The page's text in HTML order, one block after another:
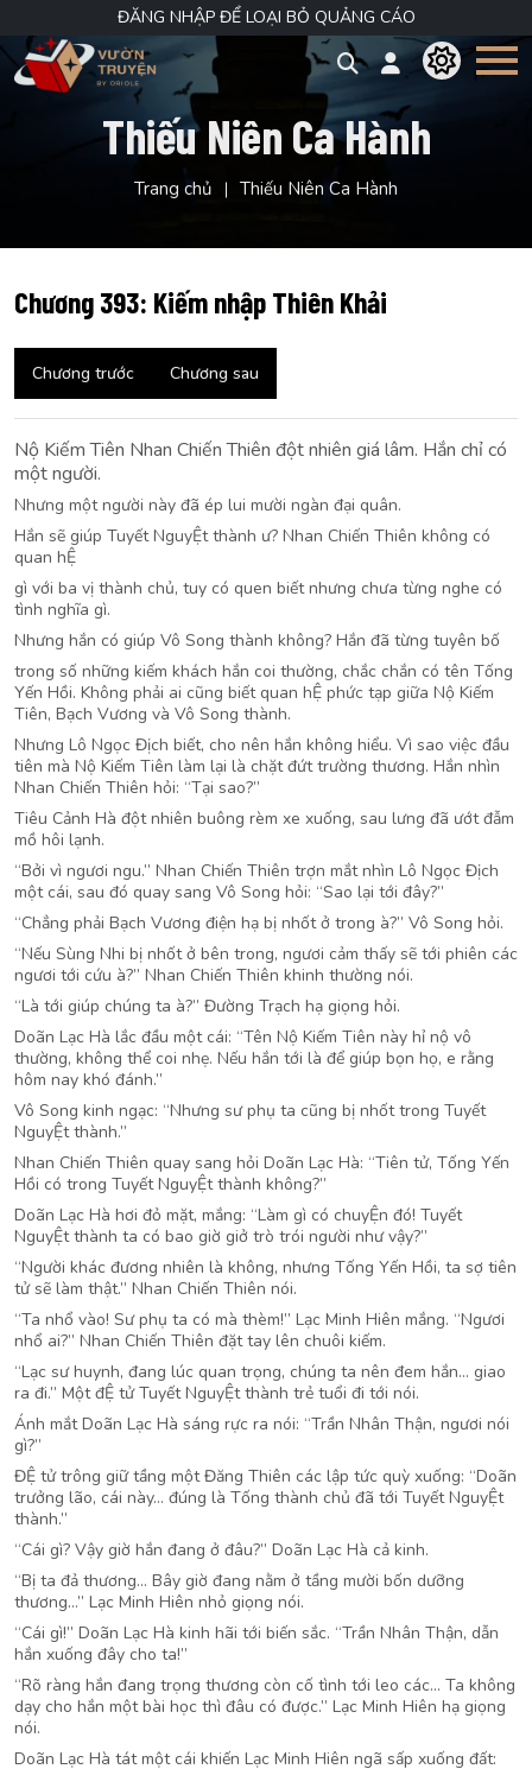
ĐĂNG NHẬP ĐỂ LOẠI BỎ QUẢNG CÁO
Thiếu Niên Ca Hành
Trang chủ Thiếu Niên Ca Hành
Chương 393: Kiếm nhập Thiên Khải
Chương trước Chương sau
Nộ Kiếm Tiên Nhan Chiến Thiên đột nhiên giá lâm. Hắn chỉ có
một người.
Nhưng một người này đã ép lui mười ngàn đại quân.
Hắn sẽ giúp Tuyết NguyỆt thành ư? Nhan Chiến Thiên không có
quan hỆ
gì với ba vị thành chủ, tuy có quen biết nhưng chưa từng nghe có
tình nghĩa gì.
Nhưng hắn có giúp Vô Song thành không? Hắn đã từng tuyên bố
trong số những kiếm khách hắn coi thường, chắc chắn có tên Tống
Yến Hồi. Không phải ai cũng biết quan hỆ phức tạp giữa Nộ Kiếm
Tiên, Bạch Vương và Vô Song thành.
Nhưng Lô Ngọc Địch biết, cho nên hắn không hiểu. Vì sao việc đầu
tiên mà Nộ Kiếm Tiên làm lại là chặt đứt trường thương. Hắn nhìn
Nhan Chiến Thiên hỏi: “Tại sao?”
Tiêu Cảnh Hà đột nhiên buông rèm xe xuống, sau lưng đã ướt đẫm
mồ hôi lạnh.
“Bởi vì ngươi ngu.” Nhan Chiến Thiên trợn mắt nhìn Lô Ngọc Địch
một cái, sau đó quay sang Vô Song hỏi: “Sao lại tới đây?”
“Chẳng phải Bạch Vương điện hạ bị nhốt ở trong à?” Vô Song hỏi.
“Nếu Sùng Nhi bị nhốt ở bên trong, ngươi cảm thấy sẽ tới phiên các
ngươi tới cứu à?” Nhan Chiến Thiên khinh thường nói.
“Là tới giúp chúng ta à?” Đường Trạch hạ giọng hỏi.
Doãn Lạc Hà lắc đầu một cái: “Tên Nộ Kiếm Tiên này hỉ nộ vô
thường, không thể coi nhẹ. Nếu hắn tới là để giúp bọn họ, e rằng
hôm nay khó đánh.”
Vô Song kinh ngạc: “Nhưng sư phụ ta cũng bị nhốt trong Tuyết
NguyỆt thành.”
Nhan Chiến Thiên quay sang hỏi Doãn Lạc Hà: “Tiên tử, Tống Yến
Hồi có trong Tuyết NguyỆt thành không?”
Doãn Lạc Hà hơi đỏ mặt, mắng: “Làm gì có chuyỆn đó! Tuyết
NguyỆt thành ta có bao giờ giở trò trói người như vậy?”
“Người khác đương nhiên là không, nhưng Tống Yến Hồi, ta sợ tiên
tử sẽ làm thật.” Nhan Chiến Thiên nói.
“Ta nhổ vào! Sư phụ ta có mà thèm!” Lạc Minh Hiên mắng. “Ngươi
nhổ ai?” Nhan Chiến Thiên đặt tay lên chuôi kiếm.
“Lạc sư huynh, đang lúc quan trọng, chúng ta nên đem hắn… giao
ra đi.” Một đỆ tử Tuyết NguyỆt thành trẻ tuổi đi tới nói.
Ánh mắt Doãn Lạc Hà sáng rực ra nói: “Trần Nhân Thận, ngươi nói
gì?”
ĐỆ tử trông giữ tầng một Đăng Thiên các lập tức quỳ xuống: “Doãn
trưởng lão, cái này… đúng là Tống thành chủ đã tới Tuyết NguyỆt
thành.”
“Cái gì? Vậy giờ hắn đang ở đâu?” Doãn Lạc Hà cả kinh.
“Bị ta đả thương… Bây giờ đang nằm ở tầng mười bốn dưỡng
thương…” Lạc Minh Hiên nhỏ giọng nói.
“Cái gì!” Doãn Lạc Hà kinh hãi tới biến sắc. “Trần Nhân Thận, dẫn
hắn xuống đây cho ta!”
“Rõ ràng hắn đang trọng thương còn cố tình tới leo các… Ta không
dạy cho hắn một bài học thì đâu có được.” Lạc Minh Hiên hạ giọng
nói.
Doãn Lạc Hà tát một cái khiến Lạc Minh Hiên ngã sấp xuống đất: